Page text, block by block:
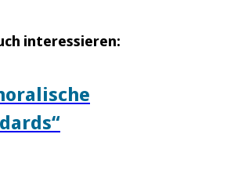
interessieren: